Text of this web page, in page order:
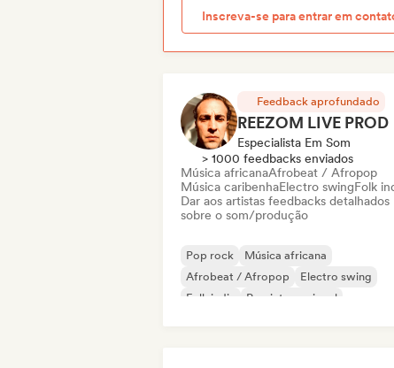
Inscreva-se para entrar em
Feedback aprofundado
REEZOM LIVE PROD
Especialista Em Som
> 1000 feedbacks enviados
Música africanaAfrobeat / Afropop
Música caribenhaElectro swingFolk
Dar aos artistas feedbacks detalhados
sobre o som/produção
Pop rock
Música africana
Afrobeat / Afropop
Electro swing
Folk indie
Pop internacional